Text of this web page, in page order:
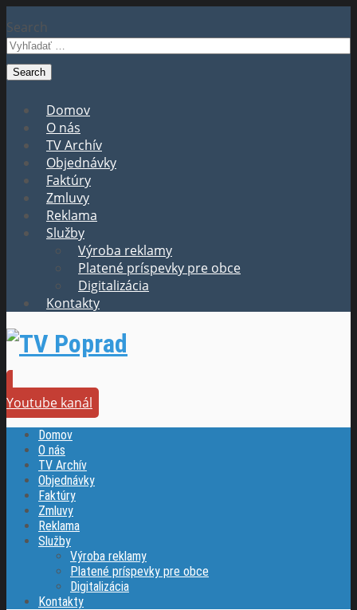
Search
Domov
O nás
TV Archív
Objednávky
Faktúry
Zmluvy
Reklama
Služby
Výroba reklamy
Platené príspevky pre obce
Digitalizácia
Kontakty
Youtube kanál
Domov
O nás
TV Archív
Objednávky
Faktúry
Zmluvy
Reklama
Služby
Výroba reklamy
Platené príspevky pre obce
Digitalizácia
Kontakty